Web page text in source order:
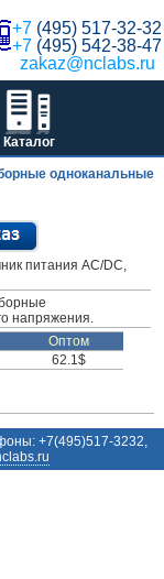
+7 (495) 517-32-32
+7 (495) 542-38-47
zakaz@nclabs.ru
Каталог
одноканальные
питания AC/DC,
напряжения.
Оптом
62.1$
+7(495)517-3232,